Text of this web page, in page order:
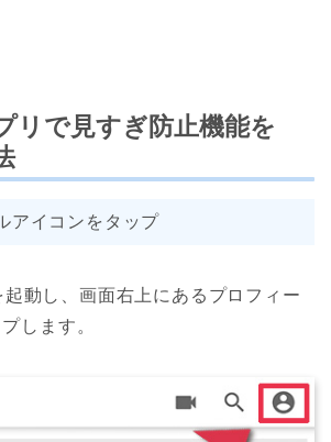
リで見すぎ防止機能を
アイコンをタップ
動し、画面右上にあるプロフィー
します。